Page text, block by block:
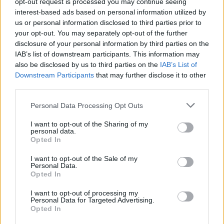
interest-based ads based on personal information utilized by
us or personal information disclosed to third parties prior to
your opt-out. You may separately opt-out of the further
disclosure of your personal information by third parties on the
IAB’s list of downstream participants. This information may
also be disclosed by us to third parties on the IAB’s List of
Downstream Participants that may further disclose it to other
Personal Data Processing Opt Outs
I want to opt-out of the Sharing of my
personal data.
Opted In
I want to opt-out of the Sale of my
Personal Data.
Opted In
I want to opt-out of processing my
Personal Data for Targeted Advertising.
Opted In
fot. ZOWIE
Wygoda na LANie i w podróży - Sync,
Aplikacja ZOWIE Sync z funkcją NFC Tap-to-Share
ustawienia na innych kompatybilnych ekranach - to
totalny gamechanger, gdy bierzecie często udział w
G Sensor dba o idealny poziom nachylenia ekranu,
nowoczesna podstawa ułatwia regulację, a